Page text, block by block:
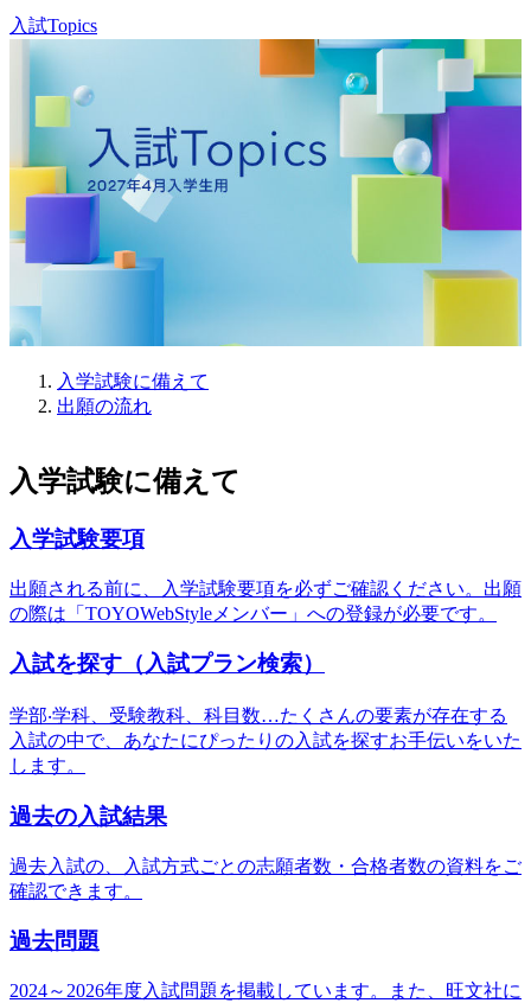
入試Topics
入学試験に備えて
出願の流れ
入学試験に備えて
入学試験要項
出願される前に、⼊学試験要項を必ずご確認ください。出願
の際は「TOYOWebStyleメンバー」への登録が必要です。
入試を探す（入試プラン検索）
学部‧学科、受験教科、科⽬数…たくさんの要素が存在する
⼊試の中で、あなたにぴったりの⼊試を探すお⼿伝いをいた
します。
過去の入試結果
過去入試の、入試方式ごとの志願者数・合格者数の資料をご
確認できます。
過去問題
2024～2026年度入試問題を掲載しています。また、旺文社に